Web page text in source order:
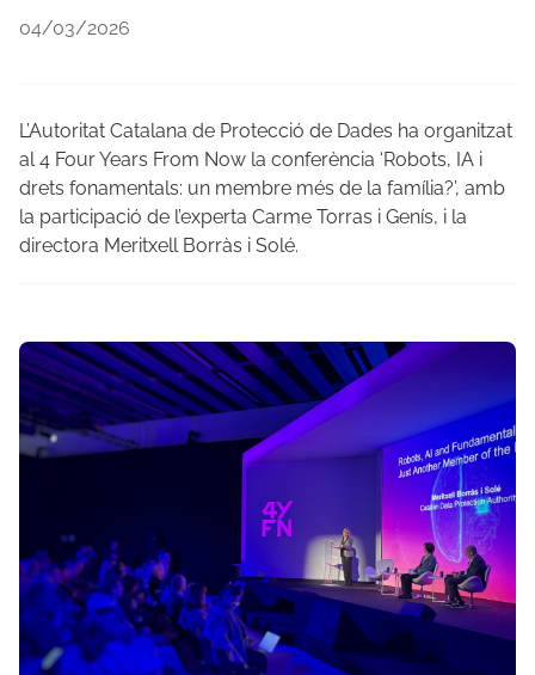
04/03/2026
L’Autoritat Catalana de Protecció de Dades ha organitzat
al 4 Four Years From Now la conferència ‘Robots, IA i
drets fonamentals: un membre més de la família?’, amb
la participació de l’experta Carme Torras i Genís, i la
directora Meritxell Borràs i Solé.